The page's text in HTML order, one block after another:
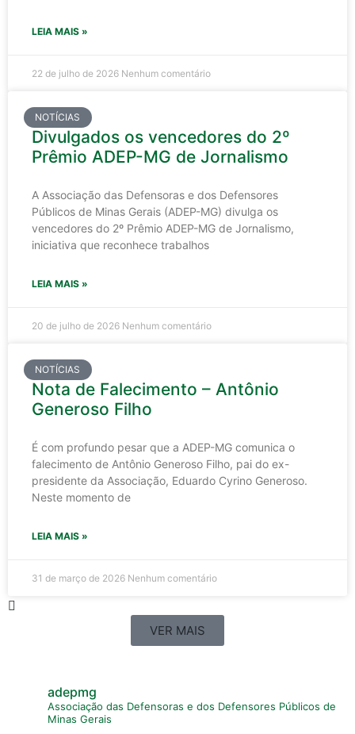
LEIA MAIS »
22 de julho de 2026 Nenhum comentário
NOTÍCIAS
Divulgados os vencedores do 2º
Prêmio ADEP-MG de Jornalismo
A Associação das Defensoras e dos Defensores
Públicos de Minas Gerais (ADEP-MG) divulga os
vencedores do 2º Prêmio ADEP-MG de Jornalismo,
iniciativa que reconhece trabalhos
LEIA MAIS »
20 de julho de 2026 Nenhum comentário
NOTÍCIAS
Nota de Falecimento – Antônio
Generoso Filho
É com profundo pesar que a ADEP-MG comunica o
falecimento de Antônio Generoso Filho, pai do ex-
presidente da Associação, Eduardo Cyrino Generoso.
Neste momento de
LEIA MAIS »
31 de março de 2026 Nenhum comentário
VER MAIS
adepmg
Associação das Defensoras e dos Defensores Públicos de
Minas Gerais